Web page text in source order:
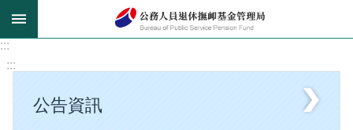
跳到主要內容區塊
:::
:::
公告資訊